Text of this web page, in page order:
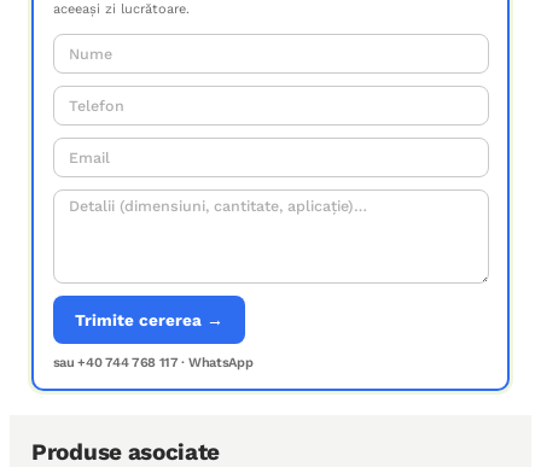
aceeași zi lucrătoare.
Trimite cererea →
sau +40 744 768 117 · WhatsApp
Produse asociate